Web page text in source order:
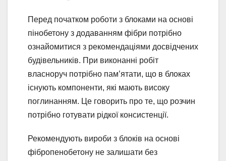
Перед початком роботи з блоками на основі
пінобетону з додаванням фібри потрібно
ознайомитися з рекомендаціями досвідчених
будівельників. При виконанні робіт
власноруч потрібно пам’ятати, що в блоках
існують компоненти, які мають високу
поглинанням. Це говорить про те, що розчин
потрібно готувати рідкої консистенції.
Рекомендують вироби з блоків на основі
фібропенобетону не залишати без